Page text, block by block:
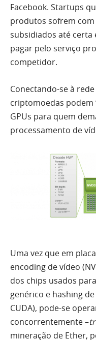
Facebook. Startups
produtos sofrem
subsidiados até certa
pagar pelo serviço
competidor.
Conectando-se à
criptomoedas podem
GPUs para quem
processamento de
Uma vez que em
encoding de vídeo
dos chips usados
genérico e hashing
CUDA), pode-se
concorrentemente –
mineração de Ether,